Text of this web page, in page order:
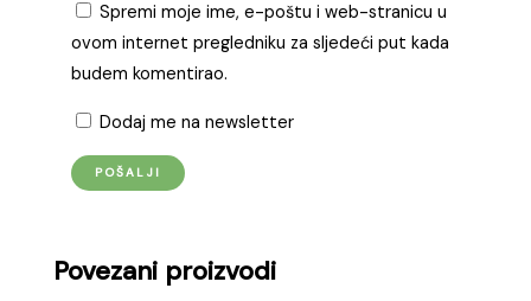
Spremi moje ime, e-poštu i web-stranicu u
ovom internet pregledniku za sljedeći put kada
budem komentirao.
Dodaj me na newsletter
Povezani proizvodi